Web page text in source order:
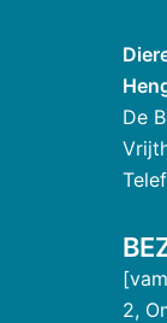
De
2,